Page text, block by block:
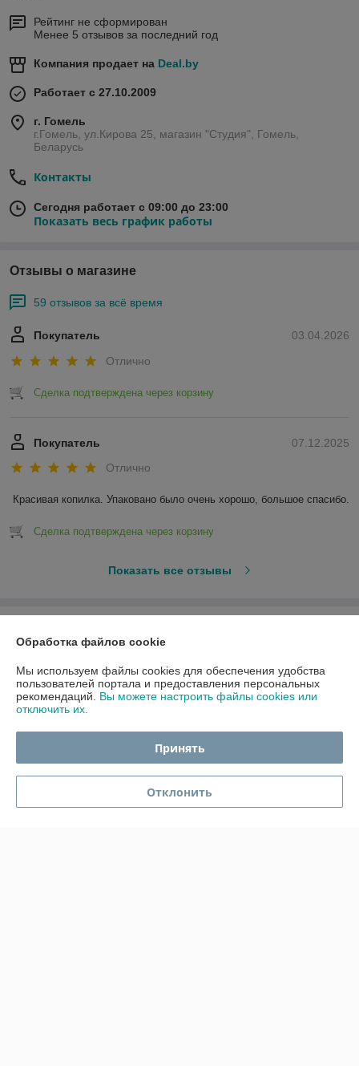
Рейтинг не сформирован
Менее 5 отзывов за последний год
Компания продает на Deal.by
Работает с 27.10.2009
г. Гомель
г.Гомель, ул.Кирова 25, магазин "Студия", Гомель,
Беларусь
Контакты
Сегодня работает с 09:00 до 23:00
Показать весь график работы
Отзывы о магазине
59 отзывов за всё время
03.04.2026
Покупатель
Отлично
Сделка подтверждена через корзину
07.12.2025
Покупатель
Отлично
Красивая копилка. Упаковано было очень хорошо, большое спасибо.
Сделка подтверждена через корзину
Показать все отзывы
Доставка и оплата
Полная версия сайта
Обработка файлов cookie
Мы используем файлы cookies для обеспечения удобства
пользователей портала и предоставления персональных
рекомендаций. Вы можете настроить файлы cookies или
отключить их.
Принять
Отклонить